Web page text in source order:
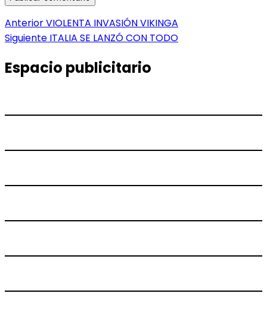
Navegación
de
entradas
AnteriorEntrada
anterior:
VIOLENTA INVASIÓN VIKINGA
Siguiente Entrada
ITALIA SE LANZÓ CON TODO
Espacio publicitario